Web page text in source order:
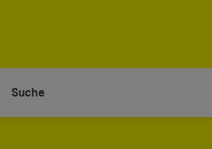
Suche